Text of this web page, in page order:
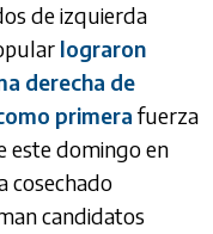
de izquierda
lograron
derecha de
primerafuerza
este domingo en
cosechado
candidatos